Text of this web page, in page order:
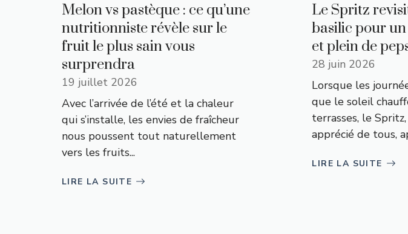
Melon vs pastèque : ce qu’une
nutritionniste révèle sur le
fruit le plus sain vous
surprendra
19 juillet 2026
Avec l’arrivée de l’été et la chaleur
qui s’installe, les envies de fraîcheur
nous poussent tout naturellement
vers les fruits...
LIRE LA SUITE
Le Spritz
basilic pour
et plein de
28 juin 2026
Lorsque les
que le soleil
terrasses, le
apprécié de tous,
LIRE LA SUITE